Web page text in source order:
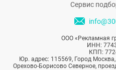
Сервис
ООО «Рекламная
ИНН:
КПП:
Юр. адрес: 115569, Город
Орехово-Борисово Северное,